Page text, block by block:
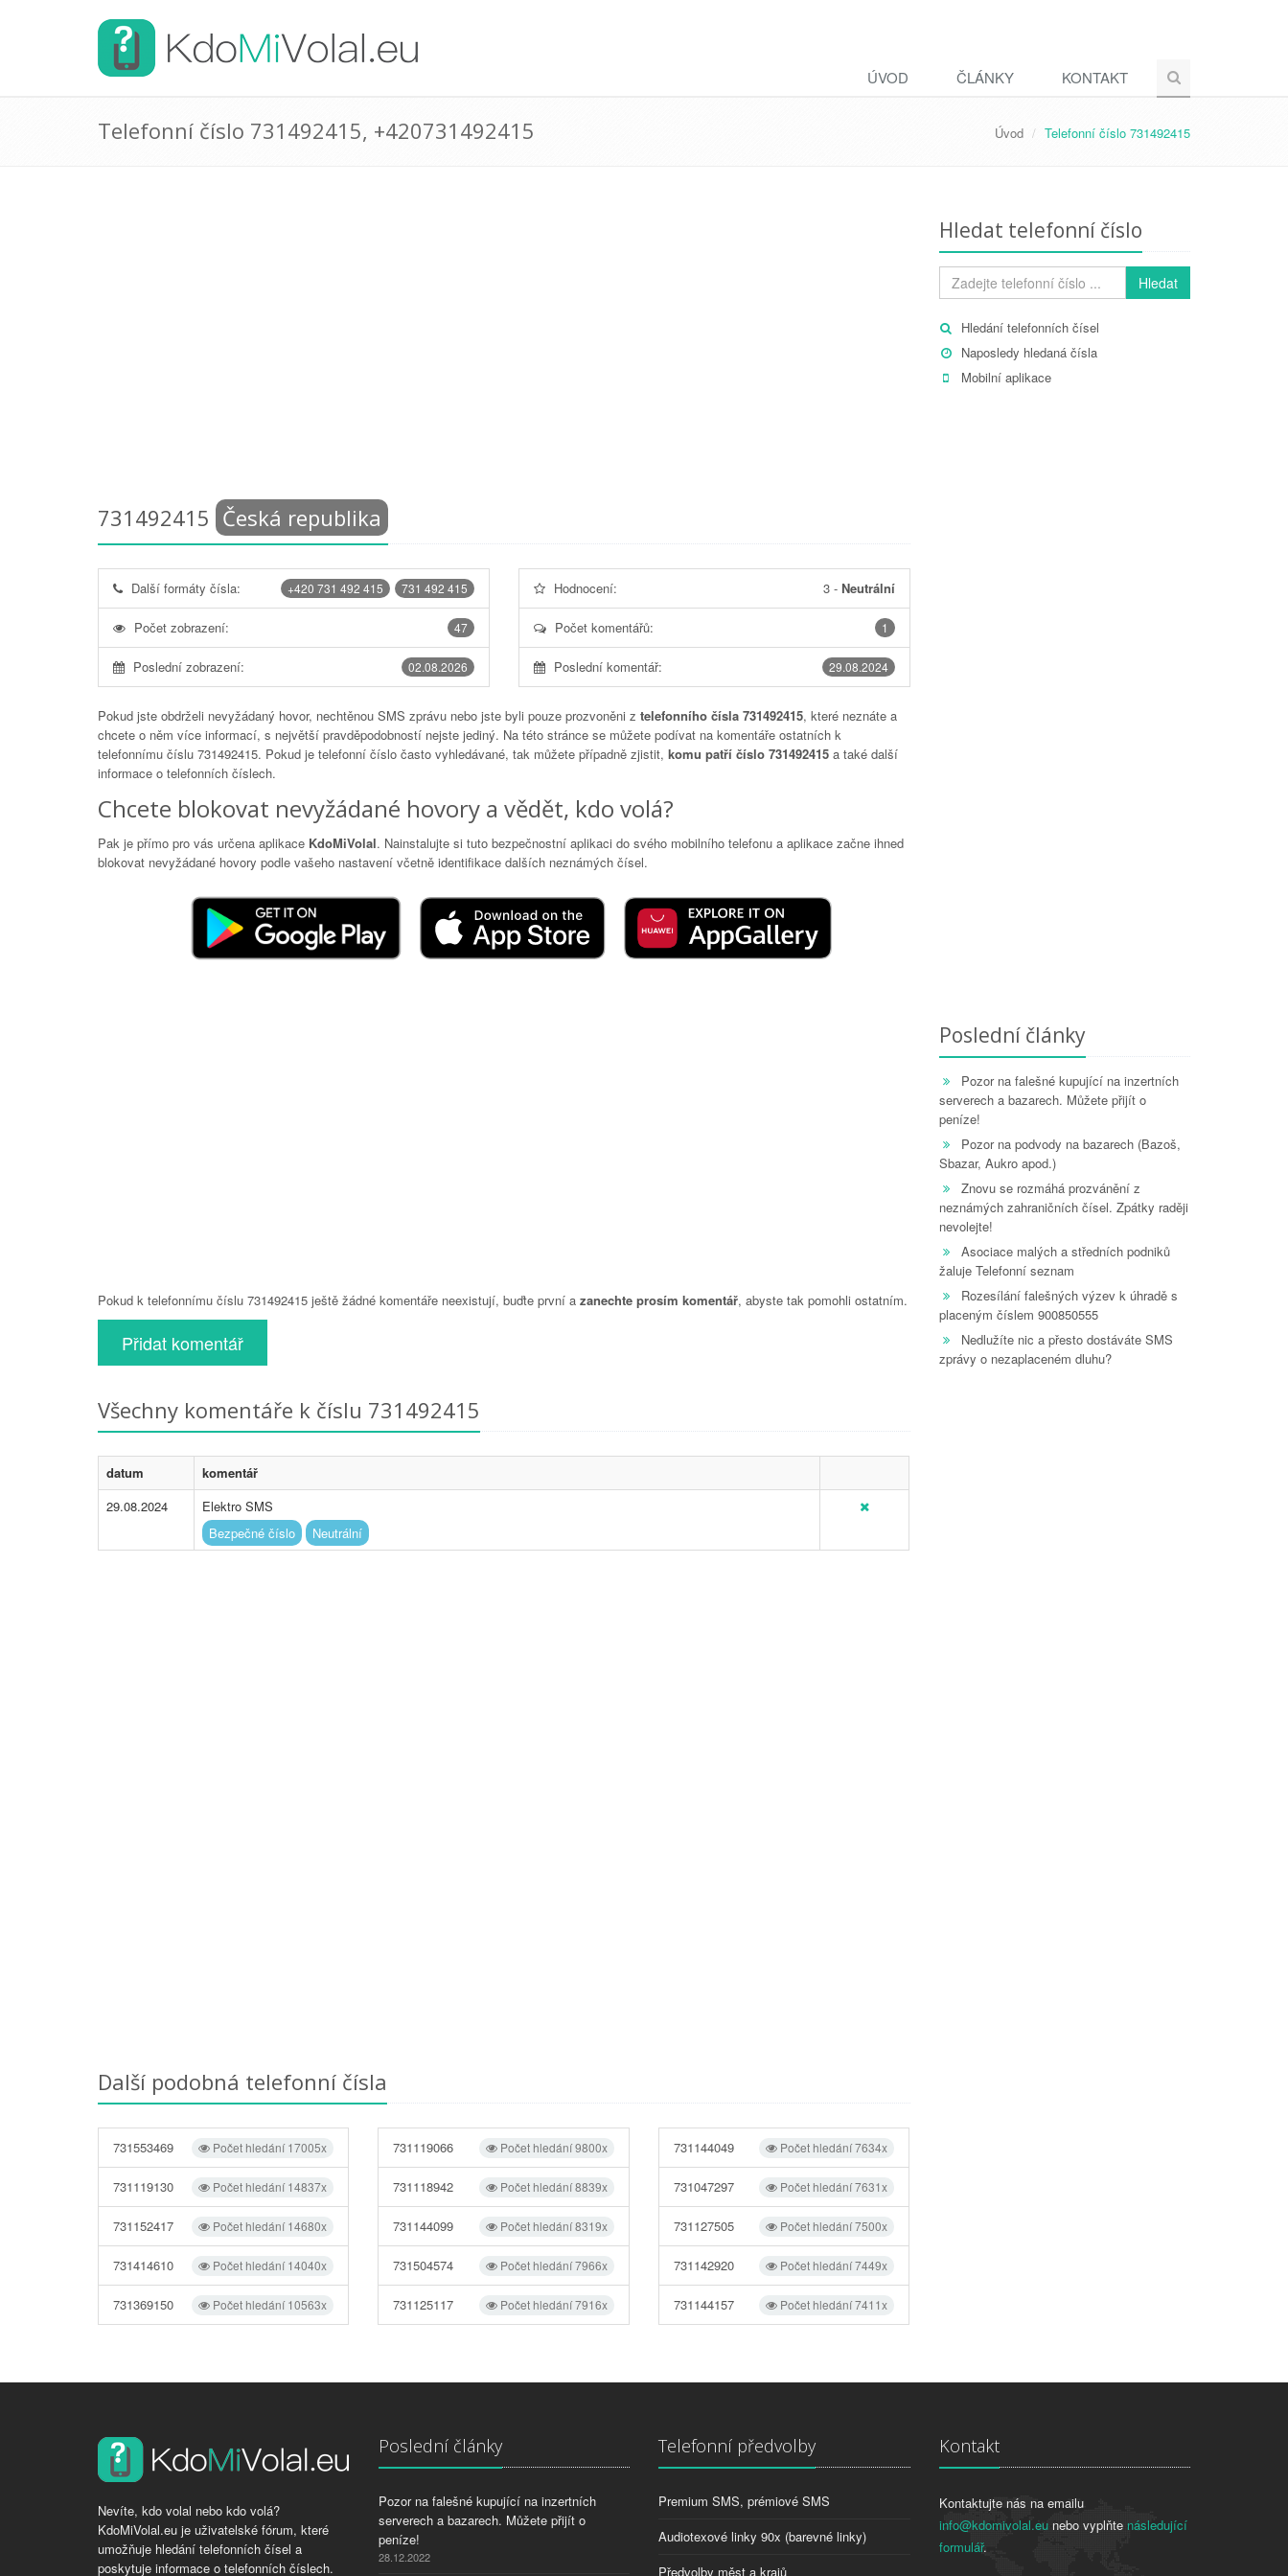
ÚVOD ČLÁNKY KONTAKT
Telefonní číslo 731492415, +420731492415 Úvod Telefonní číslo 731492415
731492415 Česká republika
731 492 415
+420 731 492 415
Další formáty čísla:
47
Počet zobrazení:
02.08.2026
Poslední zobrazení:
Hodnocení: 3- Neutrální
1
Počet komentářů:
29.08.2024
Poslední komentář:
Pokud jste obdrželi nevyžádaný hovor, nechtěnou SMS zprávu nebo jste byli pouze prozvoněni z telefonního čísla 731492415, které neznáte a
chcete o něm více informací, s největší pravděpodobností nejste jediný. Na této stránce se můžete podívat na komentáře ostatních k
telefonnímu číslu 731492415. Pokud je telefonní číslo často vyhledávané, tak můžete případně zjistit, komu patří číslo 731492415 a také další
informace o telefonních číslech.
Chcete blokovat nevyžádané hovory a vědět, kdo volá?
Pak je přímo pro vás určena aplikace KdoMiVolal. Nainstalujte si tuto bezpečnostní aplikaci do svého mobilního telefonu a aplikace začne ihned
blokovat nevyžádané hovory podle vašeho nastavení včetně identifikace dalších neznámých čísel.
Pokud k telefonnímu číslu 731492415 ještě žádné komentáře neexistují, buďte první a zanechte prosím komentář, abyste tak pomohli ostatním.
Přidat komentář
Všechny komentáře k číslu 731492415
datum
komentář
29.08.2024
Elektro SMS
Bezpečné číslo
Neutrální
Další podobná telefonní čísla
Počet hledání 17005x
731553469
Počet hledání 14837x
731119130
Počet hledání 14680x
731152417
Počet hledání 14040x
731414610
Počet hledání 10563x
731369150
Počet hledání 9800x
731119066
Počet hledání 8839x
731118942
Počet hledání 8319x
731144099
Počet hledání 7966x
731504574
Počet hledání 7916x
731125117
Počet hledání 7634x
731144049
Počet hledání 7631x
731047297
Počet hledání 7500x
731127505
Počet hledání 7449x
731142920
Počet hledání 7411x
731144157
Hledat telefonní číslo
Hledat
Hledání telefonních čísel
Naposledy hledaná čísla
Mobilní aplikace
Poslední články
Pozor na falešné kupující na inzertních
serverech a bazarech. Můžete přijít o
peníze!
Pozor na podvody na bazarech (Bazoš,
Sbazar, Aukro apod.)
Znovu se rozmáhá prozvánění z
neznámých zahraničních čísel. Zpátky raději
nevolejte!
Asociace malých a středních podniků
žaluje Telefonní seznam
Rozesílání falešných výzev k úhradě s
placeným číslem 900850555
Nedlužíte nic a přesto dostáváte SMS
zprávy o nezaplaceném dluhu?
Nevíte, kdo volal nebo kdo volá?
KdoMiVolal.eu je uživatelské fórum, které
umožňuje hledání telefonních čísel a
poskytuje informace o telefonních číslech.
Poslední články
Pozor na falešné kupující na inzertních
serverech a bazarech. Můžete přijít o
peníze!
28.12.2022
Telefonní předvolby
Premium SMS, prémiové SMS
Audiotexové linky 90x (barevné linky)
Předvolby měst a krajů
Kontakt
Kontaktujte nás na emailu
info@kdomivolal.eunebo vyplňte následující
formulář.